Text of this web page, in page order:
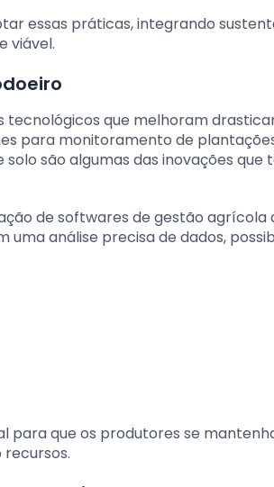
essas práticas, integrando
viável.
que melhoram
para monitoramento de
são algumas das inovações
de softwares de gestão agrícola
análise precisa de dados,
para que os produtores se